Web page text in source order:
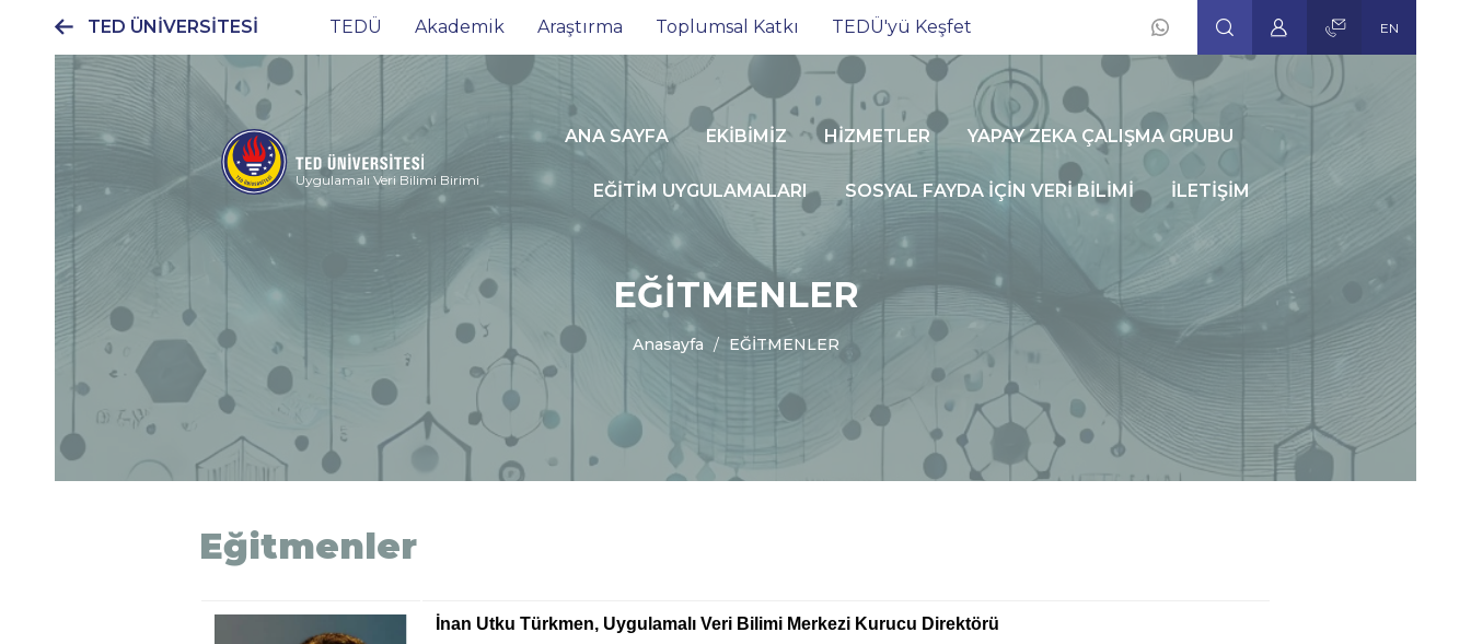
TED ÜNİVERSİTESİ
Ana
gezinti
menüsü
TEDÜ Akademik Araştırma Toplumsal Katkı TEDÜ'yü Keşfet
Social
Icons
EN
Uygulamalı Veri Bilimi Birimi
ANA SAYFA EKİBİMİZ HİZMETLER YAPAY ZEKA ÇALIŞMA GRUBU
EĞİTİM UYGULAMALARI SOSYAL FAYDA İÇİN VERİ BİLİMİ İLETİŞİM
EĞİTMENLER
Anasayfa EĞİTMENLER
Eğitmenler
İnan Utku Türkmen, Uygulamalı Veri Bilimi Merkezi Kurucu Direktörü